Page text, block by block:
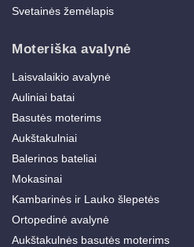
Svetainės žemėlapis
Moteriška avalynė
Laisvalaikio avalynė
Auliniai batai
Basutės moterims
Aukštakulniai
Balerinos bateliai
Mokasinai
Kambarinės ir Lauko šlepetės
Ortopedinė avalynė
Aukštakulnės basutės moterims